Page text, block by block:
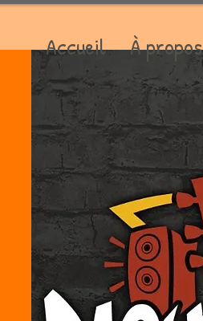
Accueil À propos